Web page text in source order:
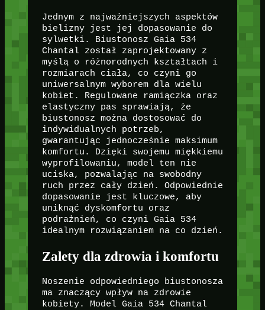
Jednym z najważniejszych aspektów
bielizny jest jej dopasowanie do
sylwetki. Biustonosz Gaia 534
Chantal został zaprojektowany z
myślą o różnorodnych kształtach i
rozmiarach ciała, co czyni go
uniwersalnym wyborem dla wielu
kobiet. Regulowane ramiączka oraz
elastyczny pas sprawiają, że
biustonosz można dostosować do
indywidualnych potrzeb,
gwarantując jednocześnie maksimum
komfortu. Dzięki swojemu miękkiemu
wyprofilowaniu, model ten nie
uciska, pozwalając na swobodny
ruch przez cały dzień. Odpowiednie
dopasowanie jest kluczowe, aby
uniknąć dyskomfortu oraz
podrażnień, co czyni Gaia 534
idealnym rozwiązaniem na co dzień.
Zalety dla zdrowia i komfortu
Noszenie odpowiedniego biustonosza
ma znaczący wpływ na zdrowie
kobiety. Model Gaia 534 Chantal